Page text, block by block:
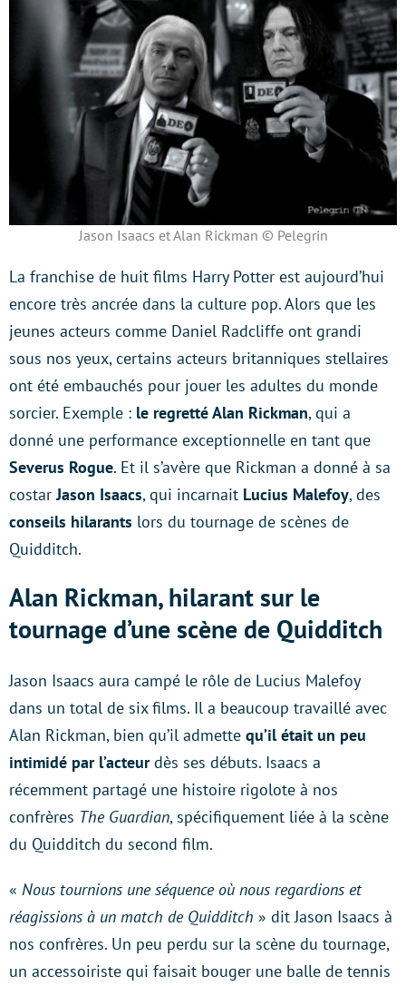
Jason Isaacs et Alan Rickman © Pelegrin
La franchise de huit films Harry Potter est aujourd’hui
encore très ancrée dans la culture pop. Alors que les
jeunes acteurs comme Daniel Radcliffe ont grandi
sous nos yeux, certains acteurs britanniques stellaires
ont été embauchés pour jouer les adultes du monde
sorcier. Exemple : le regretté Alan Rickman, qui a
donné une performance exceptionnelle en tant que
Severus Rogue. Et il s’avère que Rickman a donné à sa
costarJason Isaacs, qui incarnait Lucius Malefoy, des
conseils hilarants lors du tournage de scènes de
Quidditch.
Alan Rickman, hilarant sur le
tournage d’une scène de Quidditch
Jason Isaacs aura campé le rôle de Lucius Malefoy
dans un total de six films. Il a beaucoup travaillé avec
Alan Rickman, bien qu’il admette qu’il était un peu
intimidé par l’acteurdès ses débuts. Isaacs a
récemment partagé une histoire rigolote à nos
confrères The Guardian, spécifiquement liée à la scène
du Quidditch du second film.
« Nous tournions une séquence où nous regardions et
réagissions à un match de Quidditch » dit Jason Isaacs à
nos confrères. Un peu perdu sur la scène du tournage,
un accessoiriste qui faisait bouger une balle de tennis